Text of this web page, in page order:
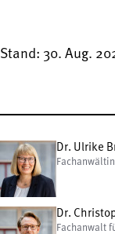
Stand: 30. Aug.
Dr. Ulrike
Dr.
Fachanwalt